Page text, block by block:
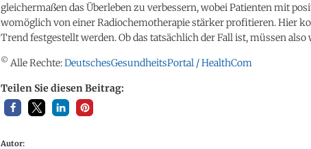
gleichermaßen das Überleben zu verbessern, wobei Patienten mit
womöglich von einer Radiochemotherapie stärker profitieren. Hier
Trend festgestellt werden. Ob das tatsächlich der Fall ist, müssen
© Alle Rechte:DeutschesGesundheitsPortal / HealthCom
Teilen Sie diesen Beitrag:
Autor: